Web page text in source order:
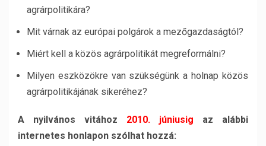
agrárpolitikára?
Mit várnak az európai polgárok a mezőgazdaságtól?
Miért kell a közös agrárpolitikát megreformálni?
Milyen eszközökre van szükségünk a holnap közös
agrárpolitikájának sikeréhez?
A nyilvános vitához 2010. júniusig az alábbi
internetes honlapon szólhat hozzá: